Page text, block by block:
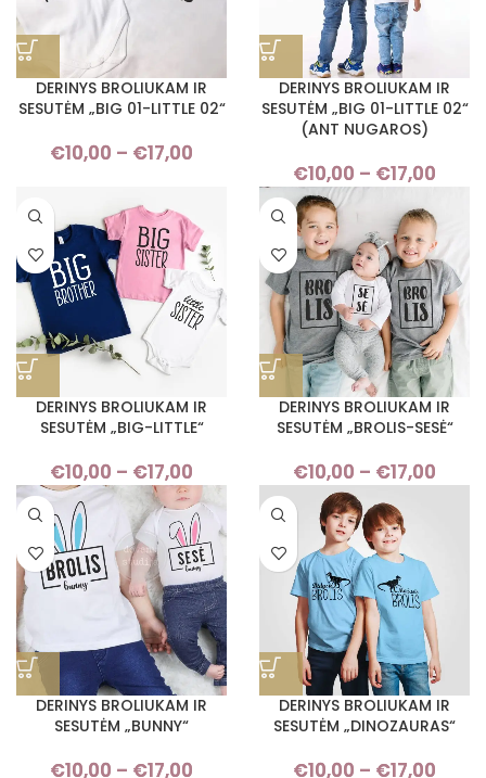
DERINYS BROLIUKAM IR
SESUTĖM „BIG 01-LITTLE 02“
€10,00 – €17,00
€10,00
through
€17,00
DERINYS BROLIUKAM IR
SESUTĖM „BIG 01-LITTLE 02“
(ANT NUGAROS)
€10,00 – €17,00
DERINYS BROLIUKAM IR
SESUTĖM „BIG-LITTLE“
€10,00 – €17,00
range:
€10,00
through
€17,00
DERINYS BROLIUKAM IR
SESUTĖM „BROLIS-SESĖ“
€10,00 – €17,00
DERINYS BROLIUKAM IR
SESUTĖM „BUNNY“
€10,00 – €17,00
DERINYS BROLIUKAM IR
SESUTĖM „DINOZAURAS“
€10,00 – €17,00